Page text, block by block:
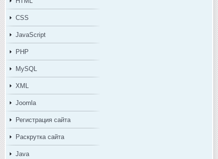
CSS
JavaScript
PHP
MySQL
XML
Joomla
Регистрация сайта
Раскрутка сайта
Java